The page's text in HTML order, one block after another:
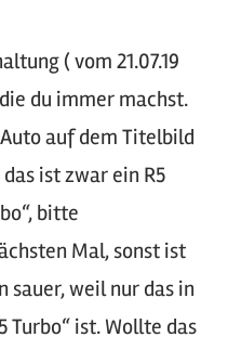
( vom 21.07.19
du immer machst.
auf dem Titelbild
ist zwar ein R5
bitte
Mal, sonst ist
sauer, weil nur das in
Turbo“ ist. Wollte das